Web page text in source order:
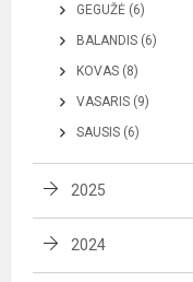
GEGUŽĖ (6)
BALANDIS (6)
KOVAS (8)
VASARIS (9)
SAUSIS (6)
2025
2024